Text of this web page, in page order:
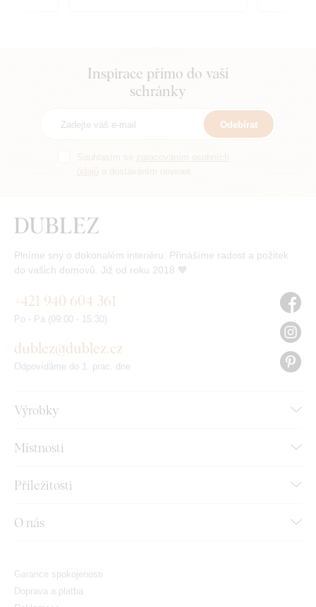
Inspirace přímo do vaší
schránky
Odebírat
Plníme sny o dokonalém interiéru. Přinášíme radost a požitek
do vašich domovů. Již od roku 2018 🧡
Výrobky
Místnosti
Příležitosti
O nás
+421 940 604 361
Po - Pá (09:00 - 15:30)
dublez@dublez.cz
Odpovídáme do 1. prac. dne
Garance spokojenosti
Doprava a platba